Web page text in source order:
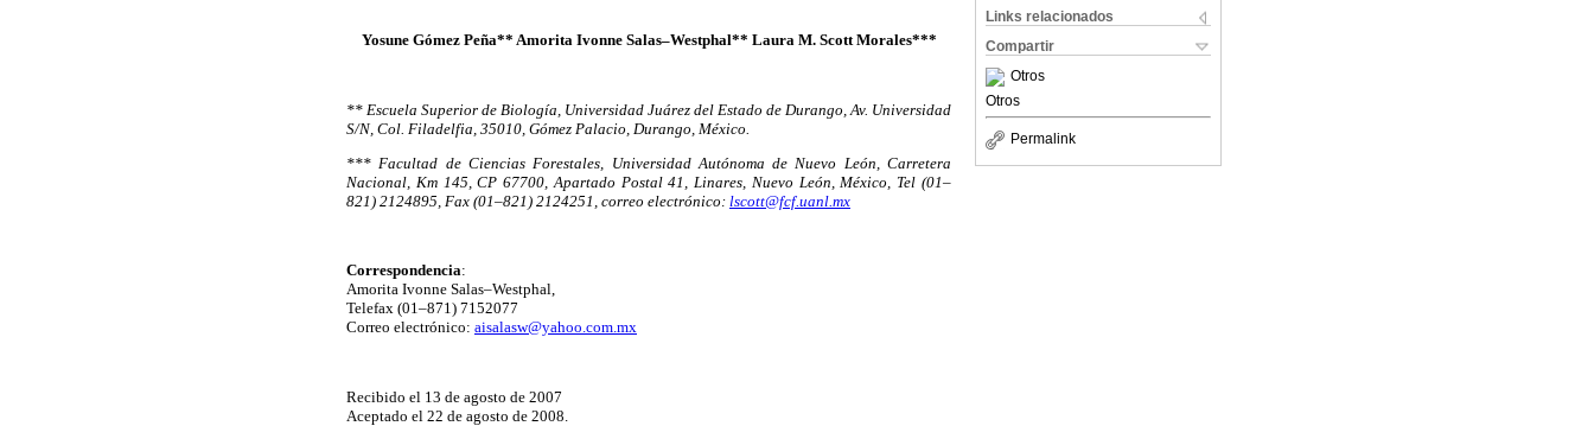
Links relacionados
Compartir
Otros
Otros
Permalink
Yosune Gómez Peña** Amorita Ivonne Salas–Westphal** Laura M. Scott Morales***
** Escuela Superior de Biología, Universidad Juárez del Estado de Durango, Av. Universidad
S/N, Col. Filadelfia, 35010, Gómez Palacio, Durango, México.
*** Facultad de Ciencias Forestales, Universidad Autónoma de Nuevo León, Carretera
Nacional, Km 145, CP 67700, Apartado Postal 41, Linares, Nuevo León, México, Tel (01–
821) 2124895, Fax (01–821) 2124251, correo electrónico: lscott@fcf.uanl.mx
Correspondencia:
Amorita Ivonne Salas–Westphal,
Telefax (01–871) 7152077
Correo electrónico: aisalasw@yahoo.com.mx
Recibido el 13 de agosto de 2007
Aceptado el 22 de agosto de 2008.